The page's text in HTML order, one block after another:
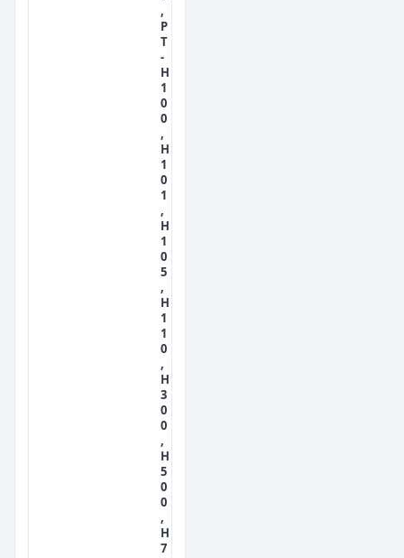
,
P
T
-
H
1
0
0
,
H
1
0
1
,
H
1
0
5
,
H
1
1
0
,
H
3
0
0
,
H
5
0
0
,
H
7